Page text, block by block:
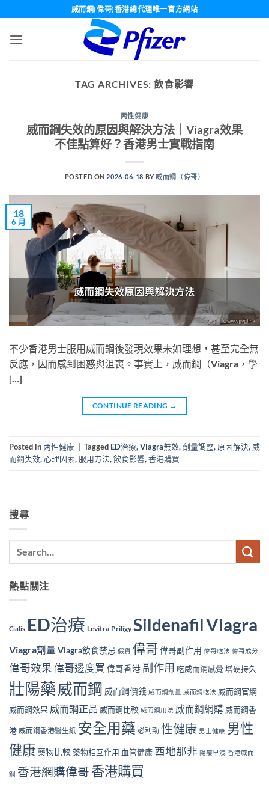
content
威而鋼(偉哥)香港總代理唯一官方網站
TAG ARCHIVES: 飲食影響
两性健康
威而鋼失效的原因與解決方法｜Viagra效果
不佳點算好？香港男士實戰指南
POSTED ON2026-06-18 BY 威而鋼（偉哥）
18
6 月
不少香港男士服用威而鋼後發現效果未如理想，甚至完全無
反應，因而感到困惑與沮喪。事實上，威而鋼（Viagra，學
[…]
CONTINUE READING →
Posted in两性健康 Tagged ED治療,Viagra無效,劑量調整, 原因解決, 威
而鋼失效,心理因素, 服用方法,飲食影響,香港購買
搜尋
熱點關注
Cialis ED治療 Levitra Priligy SildenafilViagra
Viagra劑量 Viagra飲食禁忌 假貨 偉哥偉哥副作用 偉哥吃法 偉哥成分
偉哥效果偉哥邊度買 偉哥香港 副作用 吃威而鋼感覺 增硬持久
壯陽藥 威而鋼 威而鋼價錢 威而鋼劑量 威而鋼吃法 威而鋼官網
威而鋼效果 威而鋼正品 威而鋼比較 威而鋼用法 威而鋼網購 威而鋼香
港 威而鋼香港醫生紙 安全用藥 必利勁 性健康 男士健康 男性
健康藥物比較藥物相互作用 血管健康 西地那非 陽痿早洩 香港威而
鋼 香港網購偉哥 香港購買